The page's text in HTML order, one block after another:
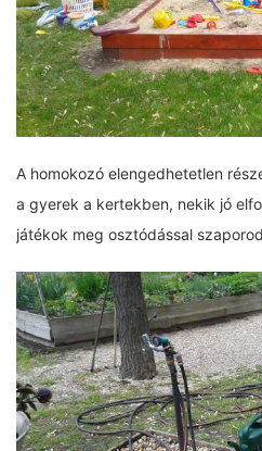
A homokozó elengedhetetlen
a gyerek a kertekben, nekik jó
játékok meg osztódással